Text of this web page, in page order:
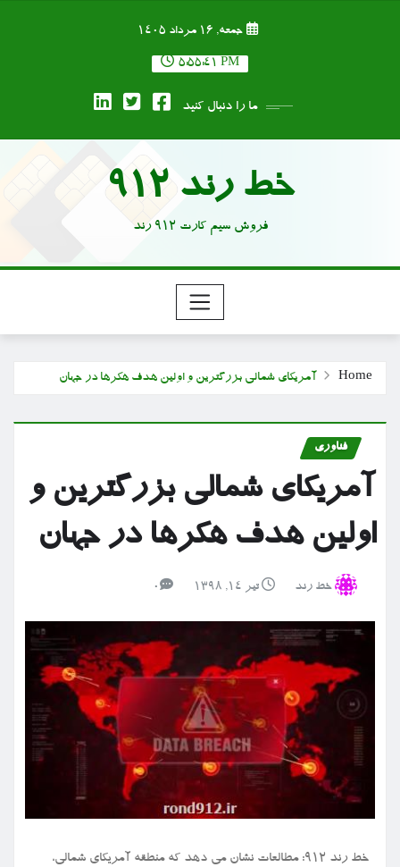
جمعه, ۱۶ مرداد ۱۴۰۵
5:55:41 PM
ما را دنبال کنید
خط رند 912
فروش سیم کارت 912 رند
Home آمریکای شمالی بزرگترین و اولین هدف هکرها در جهان
فناوری
آمریکای شمالی بزرگترین و
اولین هدف هکرها در جهان
خط رند تیر ۱۴, ۱۳۹۸ 0
خط رند ۹۱۲: مطالعات نشان می دهد که منطقه آمریکای شمالی،